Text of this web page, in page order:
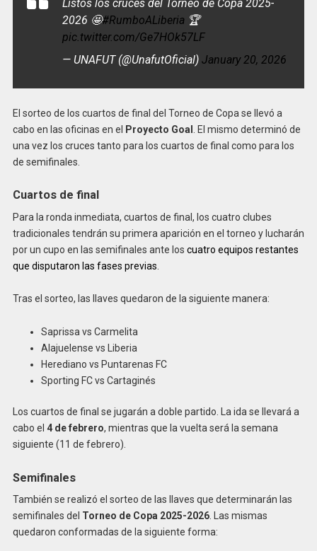
Listos los cruces del Torneo de Copa 2025-
2026 🤩#RumboALiberia🏆
pic.twitter.com/Ge7HOk57LF
— UNAFUT (@UnafutOficial) January 20, 2026
El sorteo de los cuartos de final del Torneo de Copa se llevó a
cabo en las oficinas en el
Proyecto Goal
. El mismo determinó de
una vez los cruces tanto para los cuartos de final como para los
de semifinales.
Cuartos de final
Para la ronda inmediata, cuartos de final, los cuatro clubes
tradicionales tendrán su primera aparición en el torneo y lucharán
por un cupo en las semifinales ante los cuatro equipos restantes
que disputaron las fases previas
Tras el sorteo, las llaves quedaron de la siguiente manera:
Saprissa vs Carmelita
Alajuelense vs Liberia
Herediano vs Puntarenas FC
Sporting FC vs Cartaginés
Los cuartos de final se jugarán a doble partido. La ida se llevará a
cabo el 4 de febrero, mientras que la vuelta será la semana
siguiente (11 de febrero).
Semifinales
También se realizó el sorteo de las llaves que determinarán las
semifinales del Torneo de Copa 2025-2026. Las mismas
quedaron conformadas de la siguiente forma: